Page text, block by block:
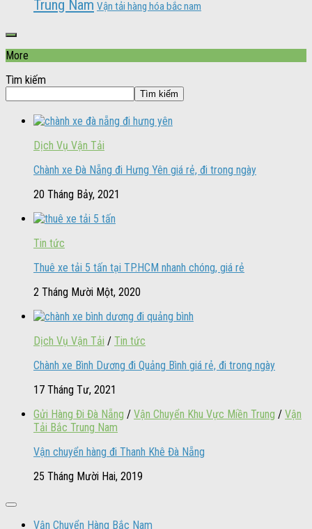
Trung Nam Vận tải hàng hóa bắc nam
More
Tìm kiếm
Tìm kiếm
Dịch Vụ Vận Tải
Chành xe Đà Nẵng đi Hưng Yên giá rẻ, đi trong ngày
20 Tháng Bảy, 2021
Tin tức
Thuê xe tải 5 tấn tại TP.HCM nhanh chóng, giá rẻ
2 Tháng Mười Một, 2020
Dịch Vụ Vận Tải / Tin tức
Chành xe Bình Dương đi Quảng Bình giá rẻ, đi trong ngày
17 Tháng Tư, 2021
Gửi Hàng Đi Đà Nẵng / Vận Chuyển Khu Vực Miền Trung / Vận
Tải Bắc Trung Nam
Vận chuyển hàng đi Thanh Khê Đà Nẵng
25 Tháng Mười Hai, 2019
Vận Chuyển Hàng Bắc Nam